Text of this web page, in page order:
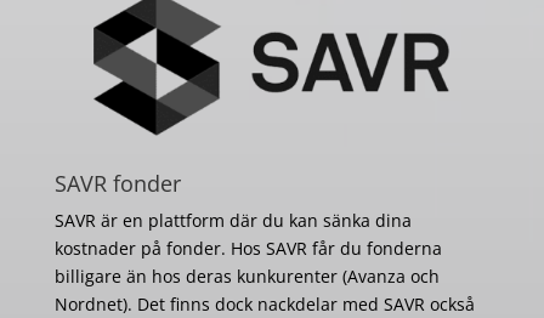
SAVR fonder
SAVR är en plattform där du kan sänka dina
kostnader på fonder. Hos SAVR får du fonderna
billigare än hos deras kunkurenter (Avanza och
Nordnet). Det finns dock nackdelar med SAVR också